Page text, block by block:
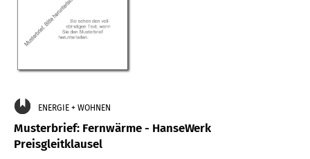
ENERGIE + WOHNEN
Musterbrief: Fernwärme - HanseWerk
Preisgleitklausel